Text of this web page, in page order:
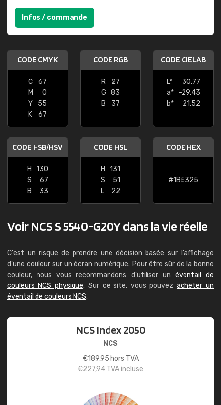
Infos / commande
CODE CMYK
C
67
M
0
Y
55
K
67
CODE RGB
R
27
G
83
B
37
CODE CIELAB
L*
30.77
a*
-29.43
b*
21.52
CODE HSB/HSV
H
130
S
67
B
33
CODE HSL
H
131
S
51
L
22
CODE HEX
#1B5325
Voir NCS S 5540-G20Y dans la vie réelle
C'est un risque de prendre une décision basée sur l'affichage
d'une couleur sur un écran numérique. Pour être sûr de la bonne
couleur, nous vous recommandons d'utiliser un éventail de
couleurs NCS physique. Sur ce site, vous pouvezacheter un
éventail de couleurs NCS.
NCS Index 2050
NCS
€189,95 hors TVA
€227,94 TVA incluse